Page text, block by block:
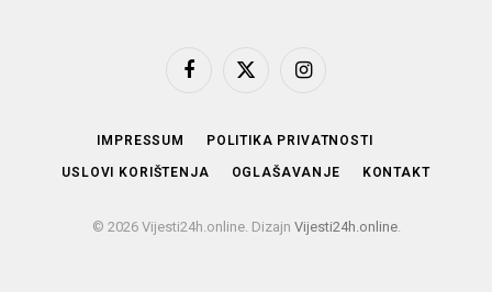
Facebook
X
Instagram
IMPRESSUM POLITIKA PRIVATNOSTI
USLOVI KORIŠTENJA OGLAŠAVANJE KONTAKT
© 2026 Vijesti24h.online. Dizajn Vijesti24h.online.